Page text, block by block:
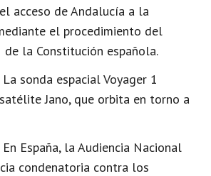
acceso de Andalucía a la
el procedimiento del
la Constitución española.
La sonda espacial Voyager 1
Jano, que orbita en torno a
En España, la Audiencia Nacional
condenatoria contra los